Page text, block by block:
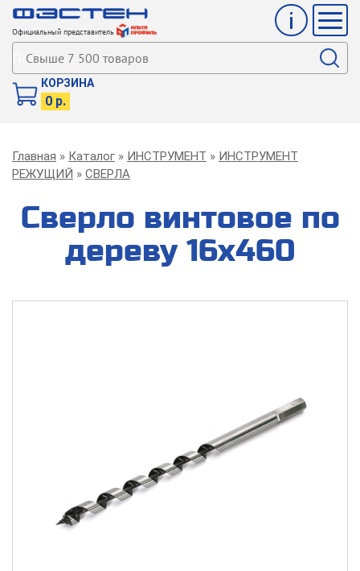
Официальный представитель
Инфо
Поиск
КОРЗИНА
0 р.
Строка
навигации
Главная Каталог ИНСТРУМЕНТ
ИНСТРУМЕНТ
РЕЖУЩИЙ
СВЕРЛА
Сверло винтовое по
дереву 16х460